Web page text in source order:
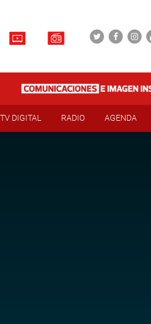
TV DIGITAL RADIO AGENDA